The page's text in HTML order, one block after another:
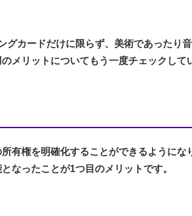
グカードだけに限らず、美術であったり
メリットについてもう一度チェックして
有権を明確化することができるようにな
なったことが1つ目のメリットです。